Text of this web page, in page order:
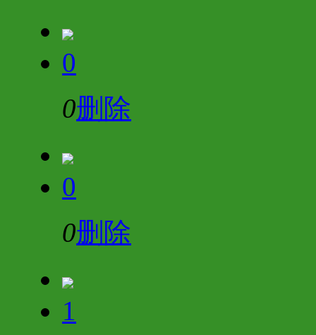
0
0删除
0
0删除
1